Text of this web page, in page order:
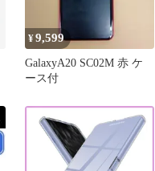
¥9,599
GalaxyA20 SC02M 赤 ケ
ース付